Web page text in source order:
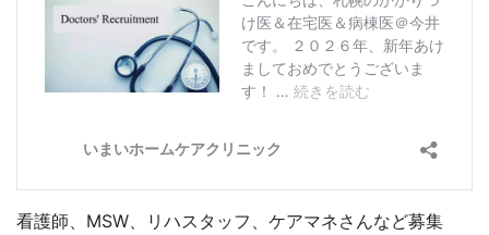
看護師、MSW、リハスタッフ、ケアマネさんなど募集